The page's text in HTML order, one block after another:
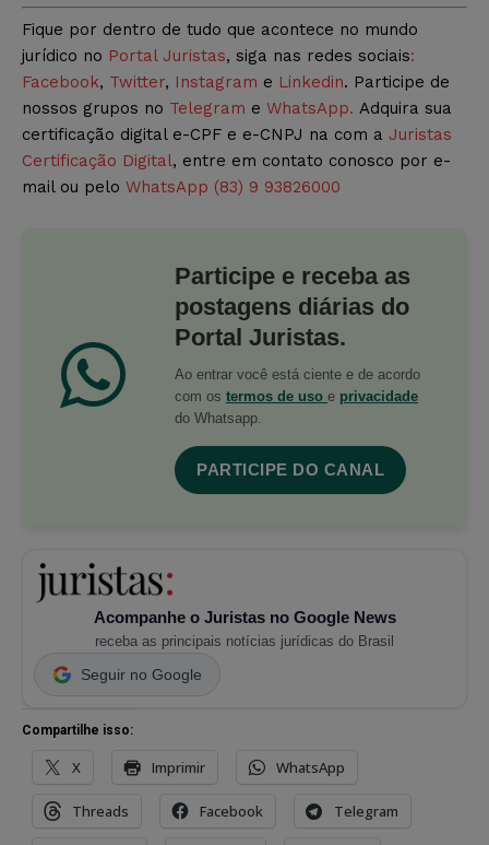
Fique por dentro de tudo que acontece no mundo
jurídico no Portal Juristas, siga nas redes sociais:
Facebook, Twitter, Instagram e Linkedin. Participe de
nossos grupos no Telegram e WhatsApp. Adquira sua
certificação digital e-CPF e e-CNPJ na com a Juristas
Certificação Digital, entre em contato conosco por e-
mail ou pelo WhatsApp (83) 9 93826000
Participe e receba as
postagens diárias do
Portal Juristas.
Ao entrar você está ciente e de acordo
com os termos de uso e privacidade
do Whatsapp.
PARTICIPE DO CANAL
Acompanhe o Juristas no Google News
receba as principais notícias jurídicas do Brasil
Seguir no Google
Compartilhe isso:
X Imprimir WhatsApp
Threads Facebook Telegram